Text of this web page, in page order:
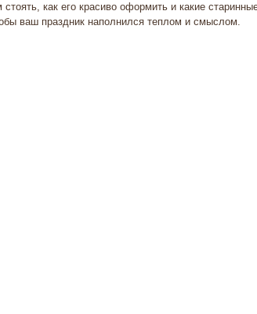
как его красиво оформить и какие
ваш праздник наполнился теплом и смыслом.